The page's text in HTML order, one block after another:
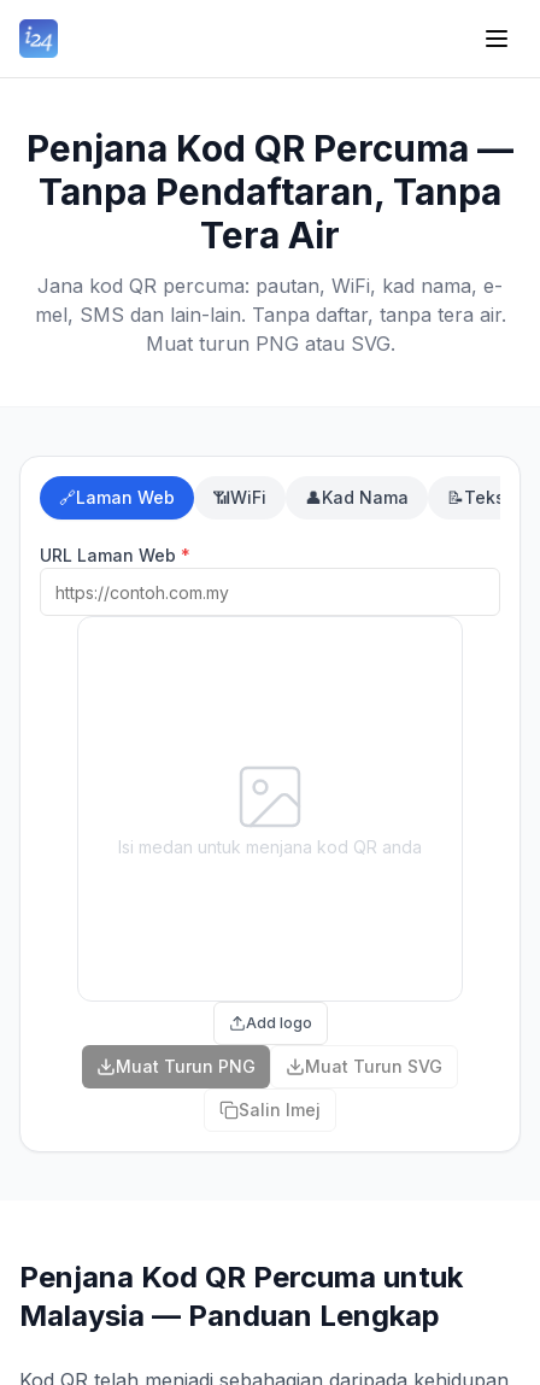
Penjana Kod QR Percuma —
Tanpa Pendaftaran, Tanpa
Tera Air
Jana kod QR percuma: pautan, WiFi, kad nama, e-
mel, SMS dan lain-lain. Tanpa daftar, tanpa tera air.
Muat turun PNG atau SVG.
🔗Laman Web 📶WiFi 👤Kad Nama 📝Teks
URL Laman Web *
Isi medan untuk menjana kod QR anda
Add logo
Muat Turun PNG Muat Turun SVG
Salin Imej
Penjana Kod QR Percuma untuk
Malaysia — Panduan Lengkap
Kod QR telah menjadi sebahagian daripada kehidupan